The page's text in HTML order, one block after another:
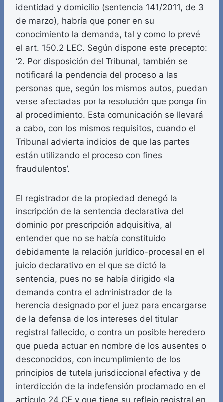
identidad y domicilio (sentencia 141/2011, de 3
de marzo), habría que poner en su
conocimiento la demanda, tal y como lo prevé
el art. 150.2 LEC. Según dispone este precepto:
‘2. Por disposición del Tribunal, también se
notificará la pendencia del proceso a las
personas que, según los mismos autos, puedan
verse afectadas por la resolución que ponga fin
al procedimiento. Esta comunicación se llevará
a cabo, con los mismos requisitos, cuando el
Tribunal advierta indicios de que las partes
están utilizando el proceso con fines
fraudulentos’.
El registrador de la propiedad denegó la
inscripción de la sentencia declarativa del
dominio por prescripción adquisitiva, al
entender que no se había constituido
debidamente la relación jurídico-procesal en el
juicio declarativo en el que se dictó la
sentencia, pues no se había dirigido «la
demanda contra el administrador de la
herencia designado por el juez para encargarse
de la defensa de los intereses del titular
registral fallecido, o contra un posible heredero
que pueda actuar en nombre de los ausentes o
desconocidos, con incumplimiento de los
principios de tutela jurisdiccional efectiva y de
interdicción de la indefensión proclamado en el
artículo 24 CE y que tiene su reflejo registral en